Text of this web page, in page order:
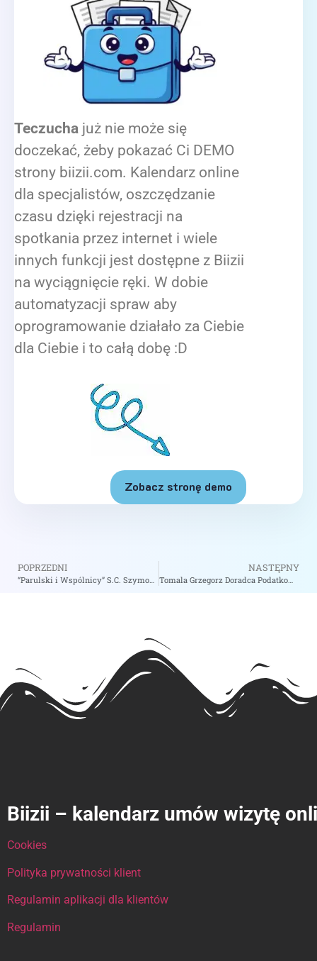
Teczucha już nie może się
doczekać, żeby pokazać Ci DEMO
strony biizii.com. Kalendarz online
dla specjalistów, oszczędzanie
czasu dzięki rejestracji na
spotkania przez internet i wiele
innych funkcji jest dostępne z Biizii
na wyciągnięcie ręki. W dobie
automatyzacji spraw aby
oprogramowanie działało za Ciebie
dla Ciebie i to całą dobę :D
Zobacz stronę demo
POPRZEDNI
“Parulski i Wspólnicy” S.C. Szymon Parulski Wojciech Krok Doradcy Podatkowi – zobacz na biizii.com
NASTĘPNY
Tomala Grzegorz Doradca Podatkowy – zobacz na biizii.com
Biizii – kalendarz umów wizytę
Cookies
Polityka prywatności klient
Regulamin aplikacji dla klientów
Regulamin